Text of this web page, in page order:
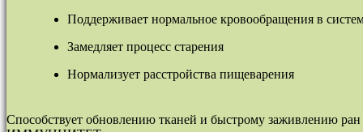
Поддерживает нормальное кровообращения в
Замедляет процесс старения
Нормализует расстройства пищеварения
Способствует обновлению тканей и быстрому заживлению ран